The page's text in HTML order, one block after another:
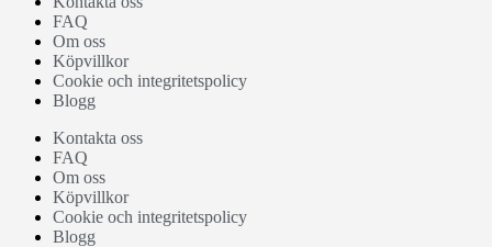
FAQ
Om oss
Köpvillkor
Cookie och integritetspolicy
Blogg
Kontakta oss
FAQ
Om oss
Köpvillkor
Cookie och integritetspolicy
Blogg